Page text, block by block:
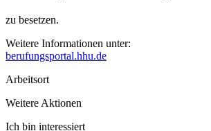
zu besetzen.
Weitere Informationen unter:
berufungsportal.hhu.de
Arbeitsort
Weitere Aktionen
Ich bin interessiert